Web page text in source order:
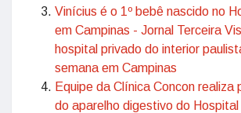
Vinícius é o 1º bebê nascido no
em Campinas - Jornal Terceira
hospital privado do interior
semana em Campinas
Equipe da Clínica Concon realiza
do aparelho digestivo do Hospital